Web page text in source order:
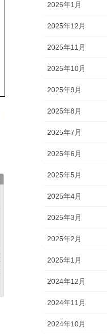
2026年1月
2025年12月
2025年11月
2025年10月
2025年9月
2025年8月
2025年7月
2025年6月
2025年5月
2025年4月
2025年3月
2025年2月
2025年1月
2024年12月
2024年11月
2024年10月